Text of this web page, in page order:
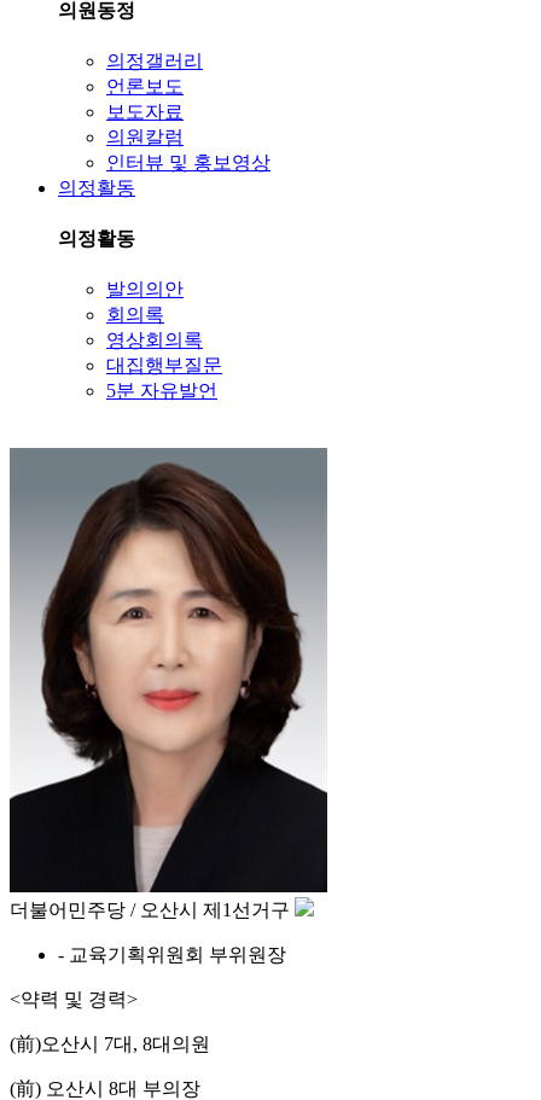
의원동정
의정갤러리
언론보도
보도자료
의원칼럼
인터뷰 및 홍보영상
의정활동
의정활동
발의의안
회의록
영상회의록
대집행부질문
5분 자유발언
더불어민주당 / 오산시 제1선거구
- 교육기획위원회 부위원장
<약력 및 경력>
(前)오산시 7대, 8대의원
(前) 오산시 8대 부의장